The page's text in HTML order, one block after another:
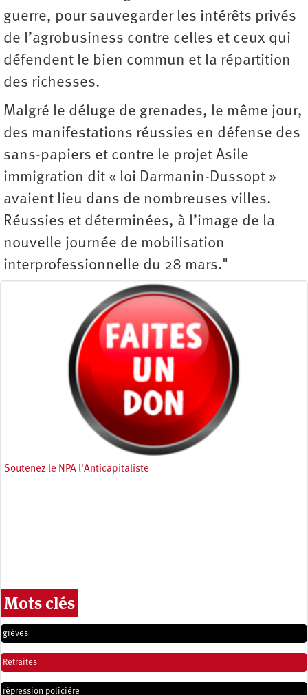
guerre, pour sauvegarder les intérêts privés
de l’agrobusiness contre celles et ceux qui
défendent le bien commun et la répartition
des richesses.
Malgré le déluge de grenades, le même jour,
des manifestations réussies en défense des
sans-papiers et contre le projet Asile
immigration dit « loi Darmanin-Dussopt »
avaient lieu dans de nombreuses villes.
Réussies et déterminées, à l’image de la
nouvelle journée de mobilisation
interprofessionnelle du 28 mars."
Soutenez le NPA l'Anticapitaliste
Mots clés
grèves
Retraites
répression policière